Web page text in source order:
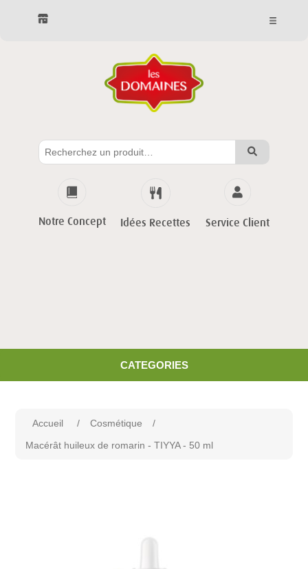
Notre Concept Idées Recettes Service Client
CATEGORIES
Accueil / Cosmétique
/
Macérât huileux de romarin - TIYYA - 50 ml